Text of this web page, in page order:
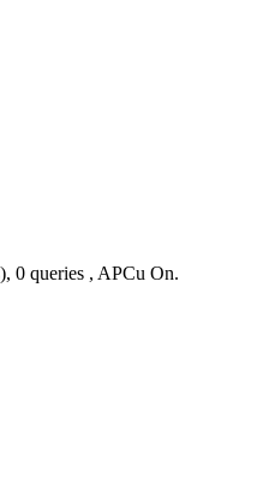
0 queries , APCu On.